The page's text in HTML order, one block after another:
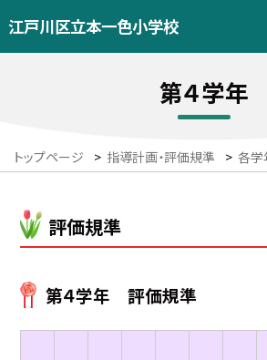
江戸川区立本一色小学校
第４学年
トップページ > 指導計画・評価規準 > 各学
評価規準
第４学年 評価規準